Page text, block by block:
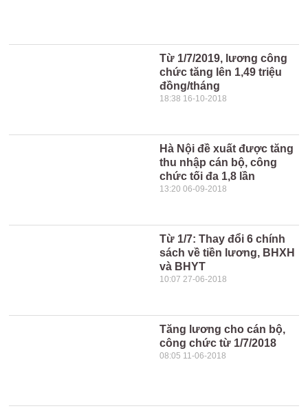
Từ 1/7/2019, lương công
chức tăng lên 1,49 triệu
đồng/tháng
18:38 16-10-2018
Hà Nội đề xuất được tăng
thu nhập cán bộ, công
chức tối đa 1,8 lần
13:20 06-09-2018
Từ 1/7: Thay đổi 6 chính
sách về tiền lương, BHXH
và BHYT
10:07 27-06-2018
Tăng lương cho cán bộ,
công chức từ 1/7/2018
08:05 11-06-2018